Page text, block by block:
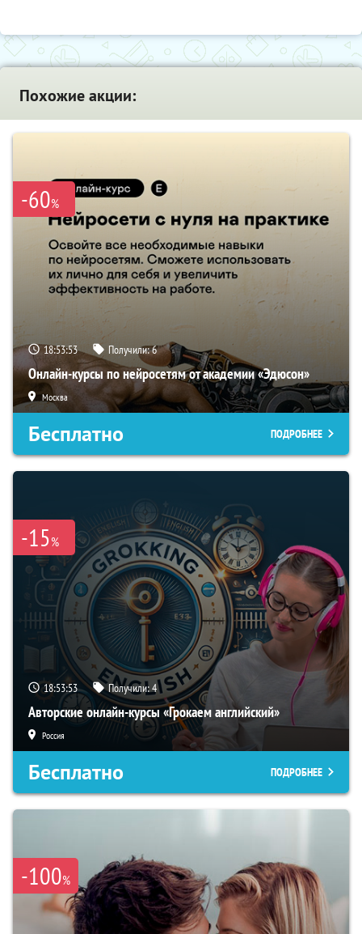
Похожие акции:
-60%
18:53:52 Получили:6
Онлайн-курсы по нейросетям от академии «Эдюсон»
Москва
Бесплатно ПОДРОБНЕЕ
-15%
18:53:52 Получили:4
Авторские онлайн-курсы «Грокаем английский»
Россия
Бесплатно ПОДРОБНЕЕ
-100%